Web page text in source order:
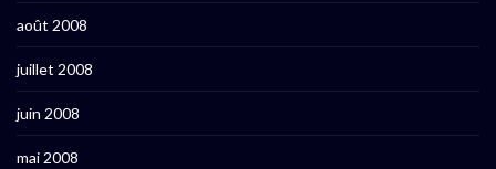
août 2008
juillet 2008
juin 2008
mai 2008